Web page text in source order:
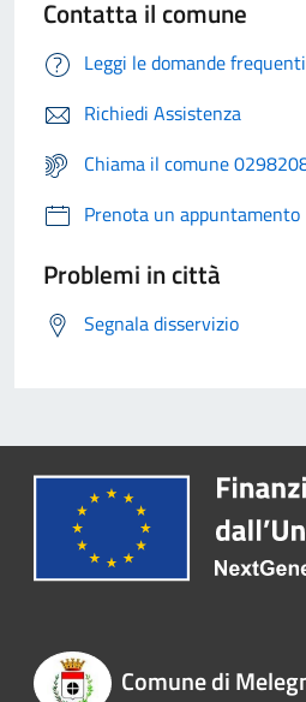
Contatta il comune
Leggi le domande frequenti
Richiedi Assistenza
Chiama il comune
Prenota un appuntamento
Problemi in città
Segnala disservizio
Comune di